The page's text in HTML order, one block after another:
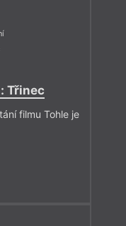
Třinec
filmu Tohle je